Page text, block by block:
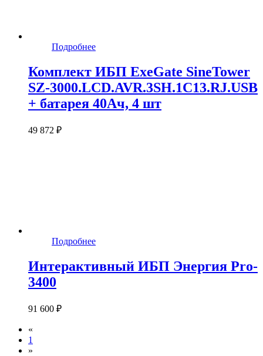
Подробнее
Комплект ИБП ExeGate SineTower
SZ-3000.LCD.AVR.3SH.1C13.RJ.USB
+ батарея 40Aч, 4 шт
49 872 ₽
Подробнее
Интерактивный ИБП Энергия Pro-
3400
91 600 ₽
«
1
»